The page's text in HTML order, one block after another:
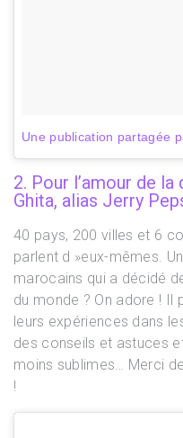
Une publication partagée
2. Pour l’amour de
Ghita, alias Jerry
40 pays, 200 villes et 6
parlent d »eux-mêmes.
marocains qui a décidé
du monde ? On adore ! Il
leurs expériences dans
des conseils et astuces
moins sublimes… Merci
!